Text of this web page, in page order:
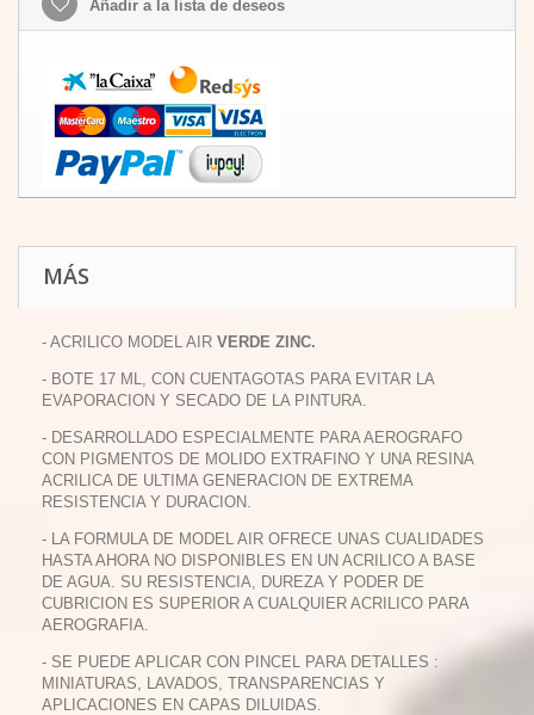
Añadir a la lista de deseos
MÁS
- ACRILICO MODEL AIR VERDE ZINC.
- BOTE 17 ML, CON CUENTAGOTAS PARA EVITAR LA
EVAPORACION Y SECADO DE LA PINTURA.
- DESARROLLADO ESPECIALMENTE PARA AEROGRAFO
CON PIGMENTOS DE MOLIDO EXTRAFINO Y UNA RESINA
ACRILICA DE ULTIMA GENERACION DE EXTREMA
RESISTENCIA Y DURACION.
- LA FORMULA DE MODEL AIR OFRECE UNAS CUALIDADES
HASTA AHORA NO DISPONIBLES EN UN ACRILICO A BASE
DE AGUA. SU RESISTENCIA, DUREZA Y PODER DE
CUBRICION ES SUPERIOR A CUALQUIER ACRILICO PARA
AEROGRAFIA.
- SE PUEDE APLICAR CON PINCEL PARA DETALLES :
MINIATURAS, LAVADOS, TRANSPARENCIAS Y
APLICACIONES EN CAPAS DILUIDAS.